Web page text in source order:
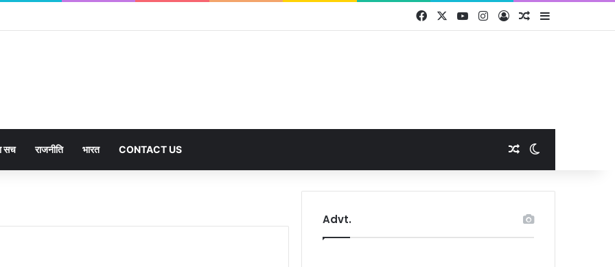
Facebook YouTubeInstagram
Log InRandom Article
सच राजनीति भारत CONTACT US Random Article
Advt.